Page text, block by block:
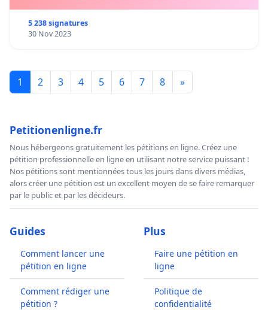
5 238 signatures
30 Nov 2023
1 2 3 4 5 6 7 8 »
Petitionenligne.fr
Nous hébergeons gratuitement les pétitions en ligne. Créez une
pétition professionnelle en ligne en utilisant notre service puissant !
Nos pétitions sont mentionnées tous les jours dans divers médias,
alors créer une pétition est un excellent moyen de se faire remarquer
par le public et par les décideurs.
Guides
Comment lancer une
pétition en ligne
Comment rédiger une
pétition ?
Plus
Faire une pétition en
ligne
Politique de
confidentialité